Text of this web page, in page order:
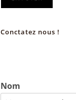
Conctatez nous !
Nom